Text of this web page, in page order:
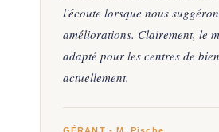
l'écoute lorsque nous
améliorations. Clairement, le
adapté pour les centres de
actuellement.